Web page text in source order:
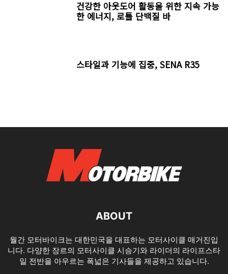
건강한 아웃도어 활동을 위한 지속 가능
한 에너지, 로틀 단백질 바
스타일과 기능에 집중, SENA R35
ABOUT
월간 모터바이크는 대한민국을 대표하는 모터사이클 매거진입
니다. 다양한 장르의 모터사이클 시승기와 라이더의 라이프스타
일 전반을 아우르는 폭넓은 기사들을 제공하고 있습니다.